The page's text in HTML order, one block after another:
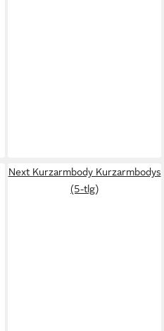
Next Kurzarmbody Kurzarmbodys
(5-tlg)